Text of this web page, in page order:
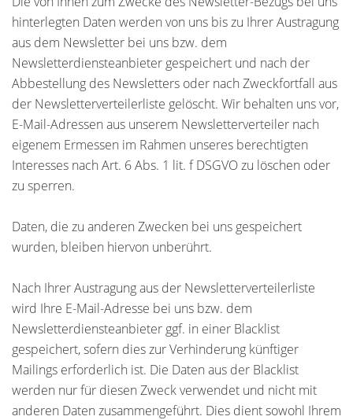
hinterlegten Daten werden von uns bis zu Ihrer Austragung
aus dem Newsletter bei uns bzw. dem
Newsletterdiensteanbieter gespeichert und nach der
Abbestellung des Newsletters oder nach Zweckfortfall aus
der Newsletterverteilerliste gelöscht. Wir behalten uns vor,
E-Mail-Adressen aus unserem Newsletterverteiler nach
eigenem Ermessen im Rahmen unseres berechtigten
Interesses nach Art. 6 Abs. 1 lit. f DSGVO zu löschen oder
zu sperren.
Daten, die zu anderen Zwecken bei uns gespeichert
wurden, bleiben hiervon unberührt.
Nach Ihrer Austragung aus der Newsletterverteilerliste
wird Ihre E-Mail-Adresse bei uns bzw. dem
Newsletterdiensteanbieter ggf. in einer Blacklist
gespeichert, sofern dies zur Verhinderung künftiger
Mailings erforderlich ist. Die Daten aus der Blacklist
werden nur für diesen Zweck verwendet und nicht mit
anderen Daten zusammengeführt. Dies dient sowohl Ihrem